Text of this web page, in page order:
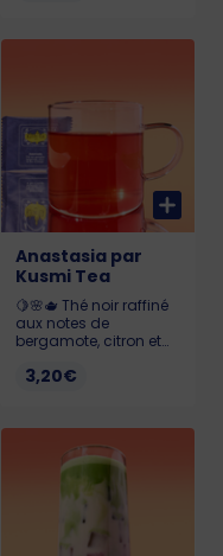
d’épices aromatiques.
Anastasia par
Kusmi Tea
🍋🌸🫖 Thé noir raffiné
aux notes de
bergamote, citron et
élégant et intemporel.
3,20€